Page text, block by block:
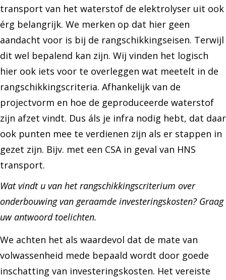
transport van het waterstof de elektrolyser uit ook
érg belangrijk. We merken op dat hier geen
aandacht voor is bij de rangschikkingseisen. Terwijl
dit wel bepalend kan zijn. Wij vinden het logisch
hier ook iets voor te overleggen wat meetelt in de
rangschikkingscriteria. Afhankelijk van de
projectvorm en hoe de geproduceerde waterstof
zijn afzet vindt. Dus áls je infra nodig hebt, dat daar
ook punten mee te verdienen zijn als er stappen in
gezet zijn. Bijv. met een CSA in geval van HNS
transport.
Wat vindt u van het rangschikkingscriterium over
onderbouwing van geraamde investeringskosten? Graag
uw antwoord toelichten.
We achten het als waardevol dat de mate van
volwassenheid mede bepaald wordt door goede
inschatting van investeringskosten. Het vereiste